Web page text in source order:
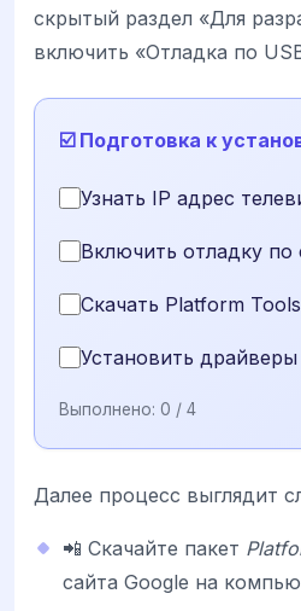
скрытый раздел «Для
включить «Отладка по
☑️ Подготовка к
Узнать IP адрес
Включить отладку по
Скачать Platform
Установить драйверы
Выполнено: 0 / 4
Далее процесс выглядит
📲 Скачайте пакет
сайта Google на